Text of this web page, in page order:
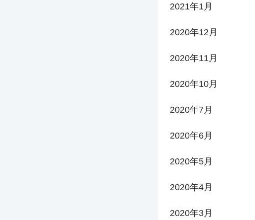
2021年1月
2020年12月
2020年11月
2020年10月
2020年7月
2020年6月
2020年5月
2020年4月
2020年3月